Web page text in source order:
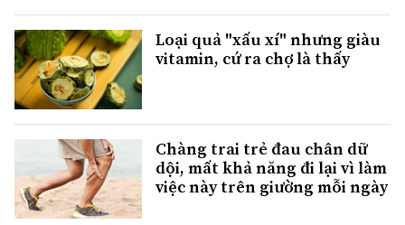
Loại quả "xấu xí" nhưng giàu
vitamin, cứ ra chợ là thấy
Chàng trai trẻ đau chân dữ
dội, mất khả năng đi lại vì làm
việc này trên giường mỗi ngày